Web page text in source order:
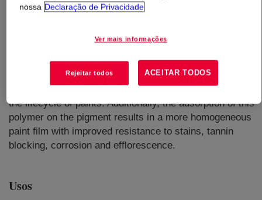
that can be used in a variety of coatings. Paints
and maintain very good hiding. This leads to cost
savings and possibly, an improved sustainability profile
via lower resource use and lower carbon emissions in
the lifecycle of paints. Additionally, the adsorption of this
polymer on the pigment results in a more homogeneous
paint film with improved resistance to stains, tannin
blocking, corrosion and efflorescence.
Usos
nossa Declaração de Privacidade
Ver mais informações
Rejeitar todos ACEITAR TODOS